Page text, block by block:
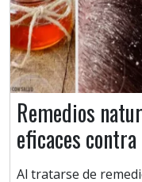
Remedios
eficaces
Al tratarse de